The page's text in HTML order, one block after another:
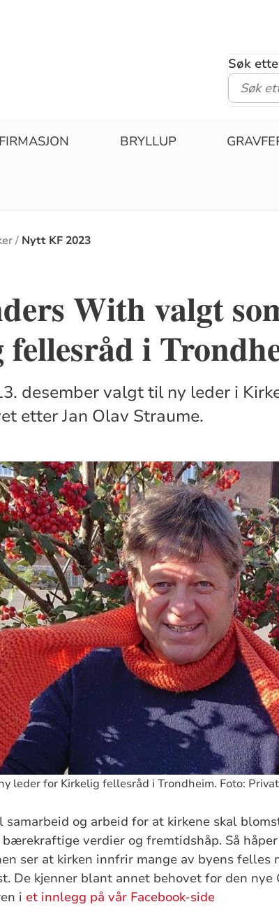
Søk
BRYLLUP
Nytt KF 2023
With valgt
i
desember valgt til ny leder i
etter Jan Olav Straume.
leder for Kirkelig fellesråd i Trondheim. Foto: Privat
samarbeid og arbeid for at kirkene skal
verdier og fremtidshåp. Så
ser at kirken innfrir mange av byens
De kjenner blant annet behovet for den nye
i et innlegg på vår Facebook-side